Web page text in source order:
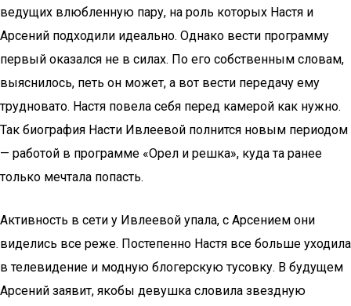
ведущих влюбленную пару, на роль которых Настя и
Арсений подходили идеально. Однако вести программу
первый оказался не в силах. По его собственным словам,
выяснилось, петь он может, а вот вести передачу ему
трудновато. Настя повела себя перед камерой как нужно.
Так биография Насти Ивлеевой полнится новым периодом
— работой в программе «Орел и решка», куда та ранее
только мечтала попасть.
Активность в сети у Ивлеевой упала, с Арсением они
виделись все реже. Постепенно Настя все больше уходила
в телевидение и модную блогерскую тусовку. В будущем
Арсений заявит, якобы девушка словила звездную